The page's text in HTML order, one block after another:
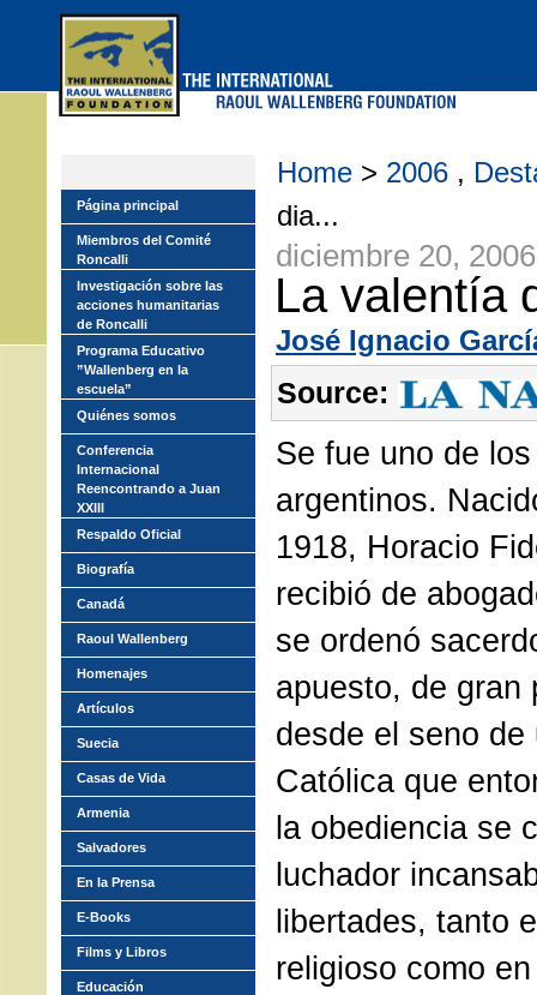
Home > 2006 ,
dia...
diciembre 20, 2006
La valentía
José Ignacio
Source:
Se fue uno de
argentinos.
1918, Horacio
recibió de
se ordenó
apuesto, de gran
desde el seno de
Católica que
la obediencia se
luchador
libertades, tanto
religioso como
Página principal
Miembros del Comité
Roncalli
Investigación sobre las
acciones humanitarias
de Roncalli
Programa Educativo
”Wallenberg en la
escuela”
Quiénes somos
Conferencia
Internacional
Reencontrando a Juan
XXIII
Respaldo Oficial
Biografía
Canadá
Raoul Wallenberg
Homenajes
Artículos
Suecia
Casas de Vida
Armenia
Salvadores
En la Prensa
E-Books
Films y Libros
Educación